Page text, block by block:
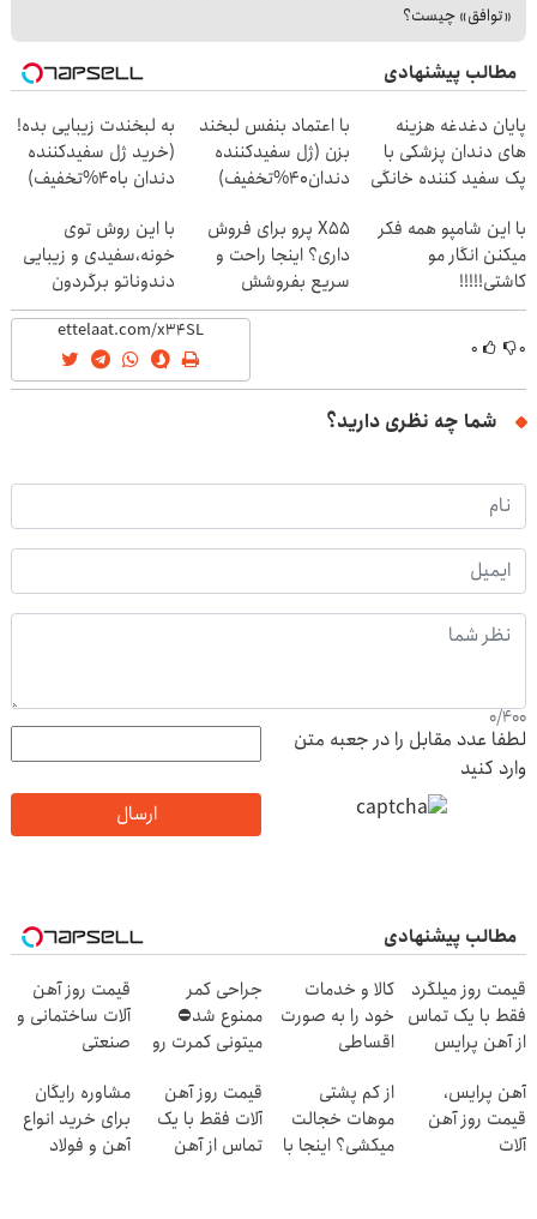
«توافق» چیست؟
مطالب پیشنهادی
پایان دغدغه هزینه
های دندان پزشکی با
پک سفید کننده خانگی
با اعتماد بنفس لبخند
بزن (ژل سفیدکننده
دندان40%تخفیف)
به لبخندت زیبایی بده!
(خرید ژل سفیدکننده
دندان با40%تخفیف)
با این شامپو همه فکر
میکنن انگار مو
کاشتی!!!!!
X55 پرو برای فروش
داری؟ اینجا راحت و
سریع بفروشش
با این روش توی
خونه،سفیدی و زیبایی
دندوناتو برگردون
(40%off)
۰ ۰
شما چه نظری دارید؟
0/400
لطفا عدد مقابل را در جعبه متن
وارد کنید
ارسال
مطالب پیشنهادی
قیمت روز میلگرد
فقط با یک تماس
از آهن پرایس
کالا و خدمات
خود را به صورت
اقساطی
جراحی کمر
ممنوع شد⛔
میتونی کمرت رو
کنی! 👈🏻
پرسش‌نامه
قیمت روز آهن
آلات ساختمانی و
صنعتی
آهن پرایس،
قیمت روز آهن
آلات
از کم پشتی
موهات خجالت
میکشی؟ اینجا با
قیمت روز آهن
آلات فقط با یک
تماس از آهن
مشاوره رایگان
برای خرید انواع
آهن و فولاد